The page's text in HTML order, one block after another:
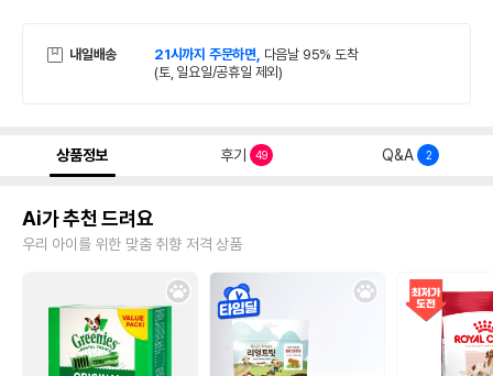
내일배송 21시까지 주문하면, 다음날 95% 도착
(토, 일요일/공휴일 제외)
상품정보 후기 49 Q&A 2
Ai가 추천 드려요
우리 아이를 위한 맞춤 취향 저격 상품